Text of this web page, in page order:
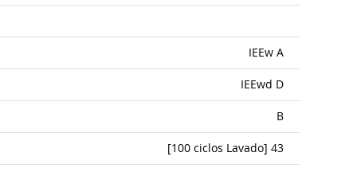
IEEw A
IEEwd D
B
[100 ciclos Lavado] 43